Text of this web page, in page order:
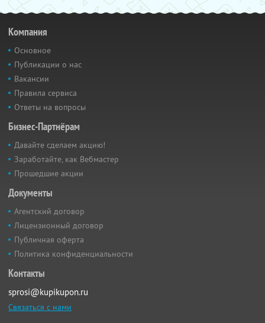
Компания
Основное
Публикации о нас
Вакансии
Правила сервиса
Ответы на вопросы
Бизнес-Партнёрам
Давайте сделаем акцию!
Заработайте, как Вебмастер
Прошедшие акции
Документы
Агентский договор
Лицензионный договор
Публичная оферта
Политика конфиденциальности
Контакты
sprosi@kupikupon.ru
Связаться с нами